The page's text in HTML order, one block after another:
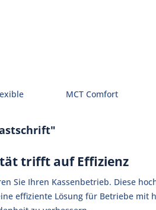
MCT Comfort
trifft auf Effizienz
Sie Ihren Kassenbetrieb. Diese
effiziente Lösung für Betriebe mit